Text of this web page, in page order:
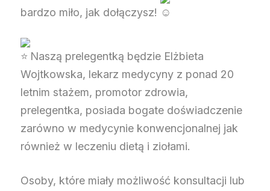
bardzo miło, jak dołączysz!
Naszą prelegentką będzie Elżbieta
Wojtkowska, lekarz medycyny z ponad 20
letnim stażem, promotor zdrowia,
prelegentka, posiada bogate doświadczenie
zarówno w medycynie konwencjonalnej jak
również w leczeniu dietą i ziołami.
Osoby, które miały możliwość konsultacji lub